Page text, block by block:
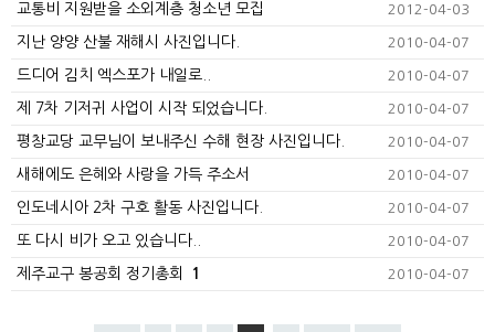
교통비 지원받을 소외계층 청소년 모집 2012-04-03
지난 양양 산불 재해시 사진입니다. 2010-04-07
드디어 김치 엑스포가 내일로.. 2010-04-07
제 7차 기저귀 사업이 시작 되었습니다. 2010-04-07
평창교당 교무님이 보내주신 수해 현장 사진입니다. 2010-04-07
새해에도 은혜와 사랑을 가득 주소서 2010-04-07
인도네시아 2차 구호 활동 사진입니다. 2010-04-07
또 다시 비가 오고 있습니다.. 2010-04-07
제주교구 봉공회 정기총회 1 2010-04-07